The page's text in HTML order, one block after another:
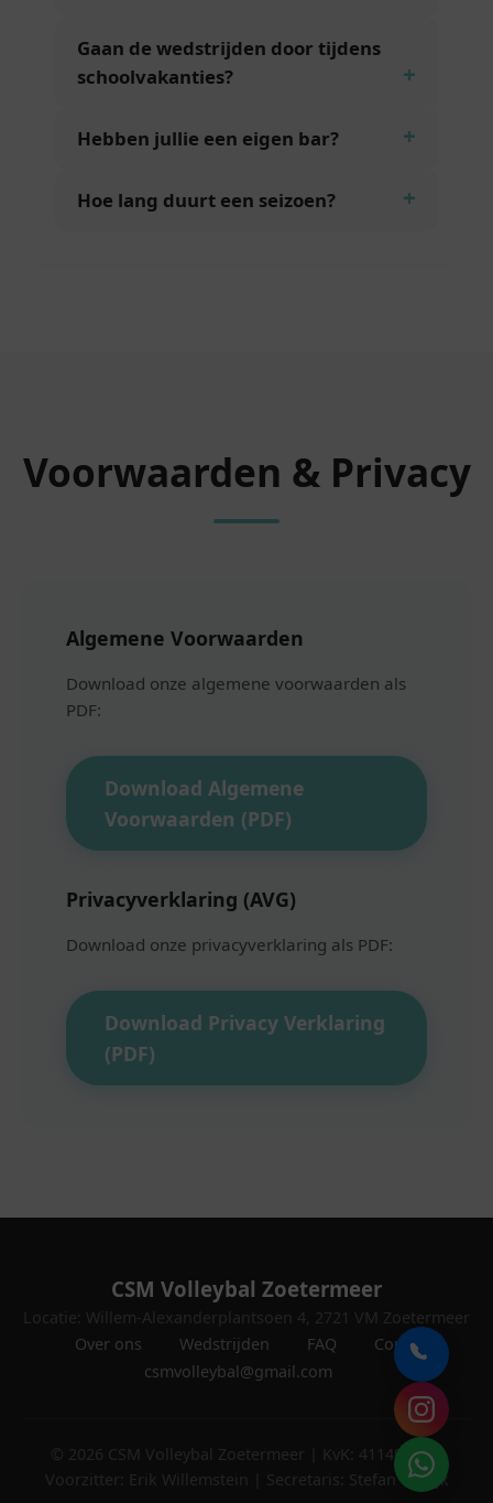
Gaan de wedstrijden door tijdens
schoolvakanties?
Hebben jullie een eigen bar?
Hoe lang duurt een seizoen?
Voorwaarden & Privacy
Algemene Voorwaarden
Download onze algemene voorwaarden als
PDF:
Download Algemene
Voorwaarden (PDF)
Privacyverklaring (AVG)
Download onze privacyverklaring als PDF:
Download Privacy Verklaring
(PDF)
CSM Volleybal Zoetermeer
Locatie: Willem-Alexanderplantsoen 4, 2721 VM Zoetermeer
Over ons
Wedstrijden FAQ
Contact:
csmvolleybal@gmail.com
© 2026 CSM Volleybal Zoetermeer | KvK: 41149759 |
Voorzitter: Erik Willemstein | Secretaris: Stefan Vrolijk